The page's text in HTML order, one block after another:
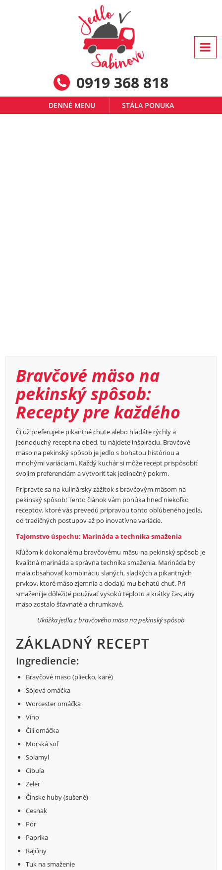
0919 368 818
DENNÉ MENU STÁLA PONUKA
Bravčové mäso na
pekinský spôsob:
Recepty pre každého
Či už preferujete pikantné chute alebo hľadáte rýchly a
jednoduchý recept na obed, tu nájdete inšpiráciu. Bravčové
mäso na pekinský spôsob je jedlo s bohatou históriou a
mnohými variáciami. Každý kuchár si môže recept prispôsobiť
svojim preferenciám a vytvoriť tak jedinečný pokrm.
Pripravte sa na kulinársky zážitok s bravčovým mäsom na
pekinský spôsob! Tento článok vám ponúka hneď niekoľko
receptov, ktoré vás prevedú prípravou tohto obľúbeného jedla,
od tradičných postupov až po inovatívne variácie.
Tajomstvo úspechu: Marináda a technika smaženia
Kľúčom k dokonalému bravčovému mäsu na pekinský spôsob je
kvalitná marináda a správna technika smaženia. Marináda by
mala obsahovať kombináciu slaných, sladkých a pikantných
prvkov, ktoré mäso zjemnia a dodajú mu bohatú chuť. Pri
smažení je dôležité používať vysokú teplotu a krátky čas, aby
mäso zostalo šťavnaté a chrumkavé.
Ukážka jedla z bravčového mäsa na pekinský spôsob
ZÁKLADNÝ RECEPT
Ingrediencie:
Bravčové mäso (pliecko, karé)
Sójová omáčka
Worcester omáčka
Víno
Čili omáčka
Morská soľ
Solamyl
Cibuľa
Zeler
Čínske huby (sušené)
Cesnak
Pór
Paprika
Rajčiny
Tuk na smaženie